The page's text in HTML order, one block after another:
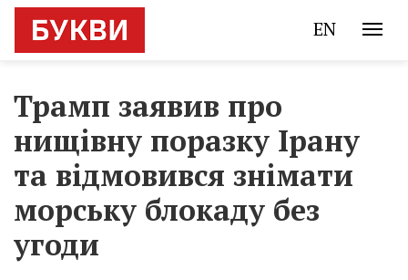
EN
Трамп заявив про
нищівну поразку Ірану
та відмовився знімати
морську блокаду без
угоди